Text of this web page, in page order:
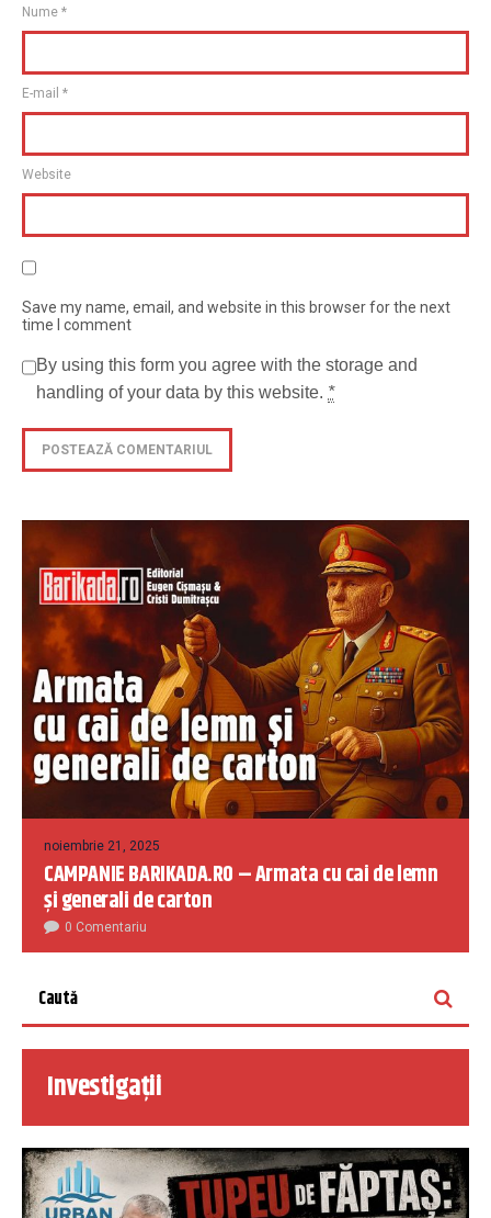
Nume *
E-mail *
Website
Save my name, email, and website in this browser for the next
time I comment
By using this form you agree with the storage and
handling of your data by this website. *
noiembrie 21, 2025
CAMPANIE BARIKADA.RO – Armata cu cai de lemn
și generali de carton
0 Comentariu
Investigații